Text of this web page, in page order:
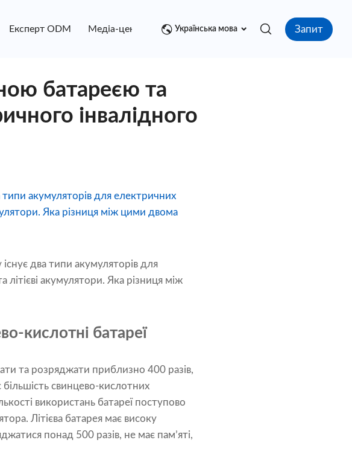
Експерт ODM Медіа-центр контакт
Українська мова Запит
батареєю та
інвалідного
акумуляторів для електричних
Яка різниця між цими двома
існує два типи акумуляторів для
літієві акумулятори. Яка різниця між
кислотні батареї
та розряджати приблизно 400 разів,
свинцево-кислотних
використань батареї поступово
Літієва батарея має високу
понад 500 разів, не має пам’яті,